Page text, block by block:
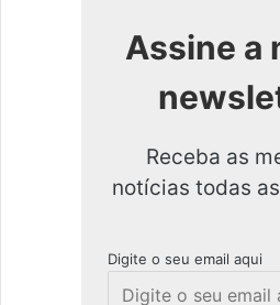
Assine a
Receba as
notícias todas
Digite o seu email aqui